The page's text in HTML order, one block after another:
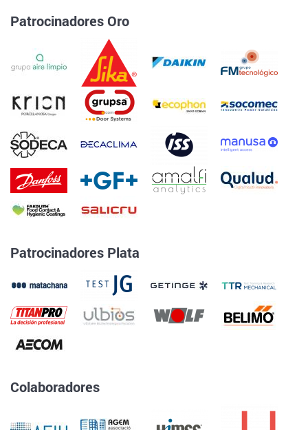
Patrocinadores Oro
Patrocinadores Plata
Colaboradores